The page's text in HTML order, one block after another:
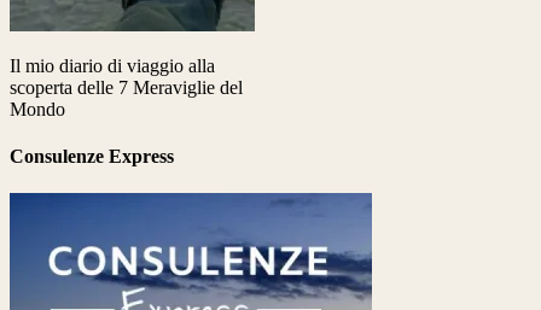
Il mio diario di viaggio alla
scoperta delle 7 Meraviglie del
Mondo
Consulenze Express